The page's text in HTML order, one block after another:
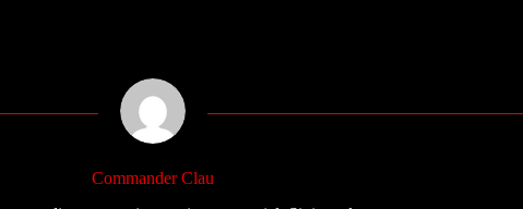
Commander Clau